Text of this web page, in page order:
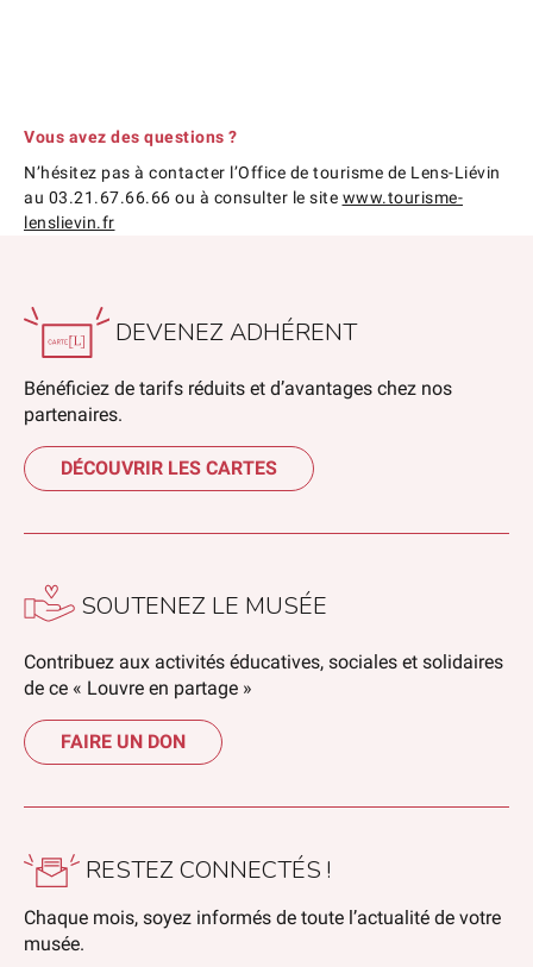
Vous avez des questions ?
N’hésitez pas à contacter l’Office de tourisme de Lens-Liévin
au 03.21.67.66.66 ou à consulter le site www.tourisme-
lenslievin.fr
DEVENEZ ADHÉRENT
Bénéficiez de tarifs réduits et d’avantages chez nos
partenaires.
DÉCOUVRIR LES CARTES
SOUTENEZ LE MUSÉE
Contribuez aux activités éducatives, sociales et solidaires
de ce « Louvre en partage »
FAIRE UN DON
RESTEZ CONNECTÉS !
Chaque mois, soyez informés de toute l’actualité de votre
musée.